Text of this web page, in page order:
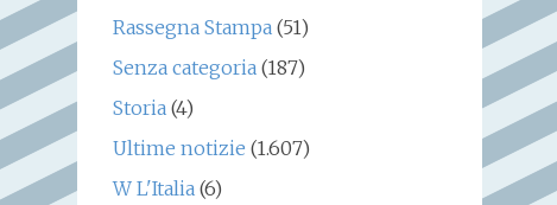
Rassegna Stampa(51)
Senza categoria(187)
Storia(4)
Ultime notizie (1.607)
W L'Italia(6)